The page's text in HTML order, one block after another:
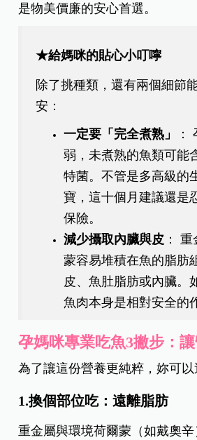
是物美價廉的安心首選。
★給媽咪的貼心小叮嚀
除了挑種類，還有兩個細節
安：
一定要「完全煮熟」
：
弱，未煮熟的魚類可能
特菌。不管是多高級的
寶，這十個月建議還是
保險。
減少攝取內臟與皮 ：
蒙容易堆積在魚的脂肪
皮、魚肚脂肪或內臟。
魚肉本身是相對安全的
孕媽咪專業吃魚3撇步：
為了讓這份營養更純粹，妳可以
1.換個部位吃：遠離脂肪
重金屬與環境荷爾蒙（如戴奧